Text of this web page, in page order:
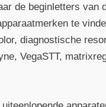
de beginletters
te
diagnostische
VegaSTT,